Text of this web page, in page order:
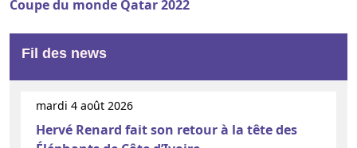
Coupe du monde Qatar 2022
Fil des news
mardi 4 août 2026
Hervé Renard fait son retour à la tête des